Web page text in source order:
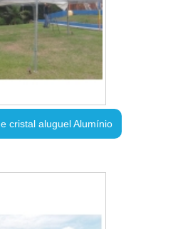
cristal aluguel Alumínio